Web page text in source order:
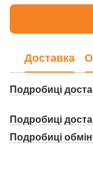
Доставка
Подробиці
Подробиці
Подробиці о